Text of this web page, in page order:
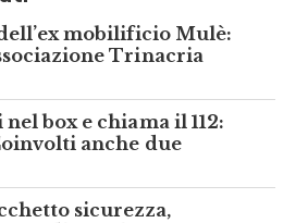
mobilificio Mulè:
Trinacria
box e chiama il 112:
anche due